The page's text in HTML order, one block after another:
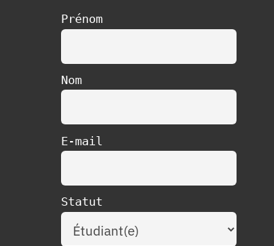
Prénom
Nom
E-mail
Statut